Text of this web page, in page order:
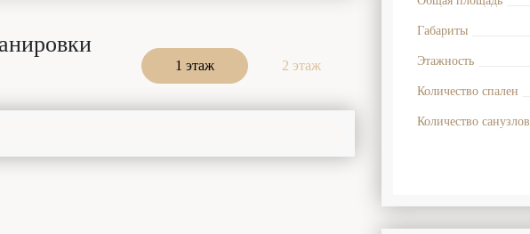
1 этаж 2 этаж
Габариты
Этажность
Количество спален
Количество санузлов